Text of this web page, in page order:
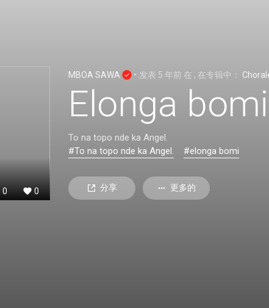
0 0
MBOA SAWA • 发表 5 年前 在 , 在专辑中：
Elonga
To na topo nde ka Angel.
#To na topo nde ka Angel.
#elonga bomi
分享 更多的